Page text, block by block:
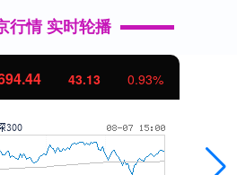
行情 实时轮播
43.13 0.93%